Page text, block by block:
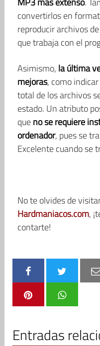
convertirlos en
reproducir archivos de
que trabaja con el
Asimismo, la última
mejoras, como
total de los archivos
estado. Un atributo
queno se requiere
ordenador, pues se
Excelente cuando se
No te olvides de
Hardmaniacos.com,
contarte!
Entradas